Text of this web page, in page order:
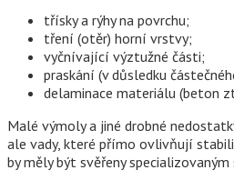
třísky a rýhy na povrchu;
tření (otěr) horní vrstvy;
vyčnívající výztužné části;
praskání (v důsledku
delaminace materiálu (beton
Malé výmoly a jiné drobné
ale vady, které přímo ovlivňují
by měly být svěřeny